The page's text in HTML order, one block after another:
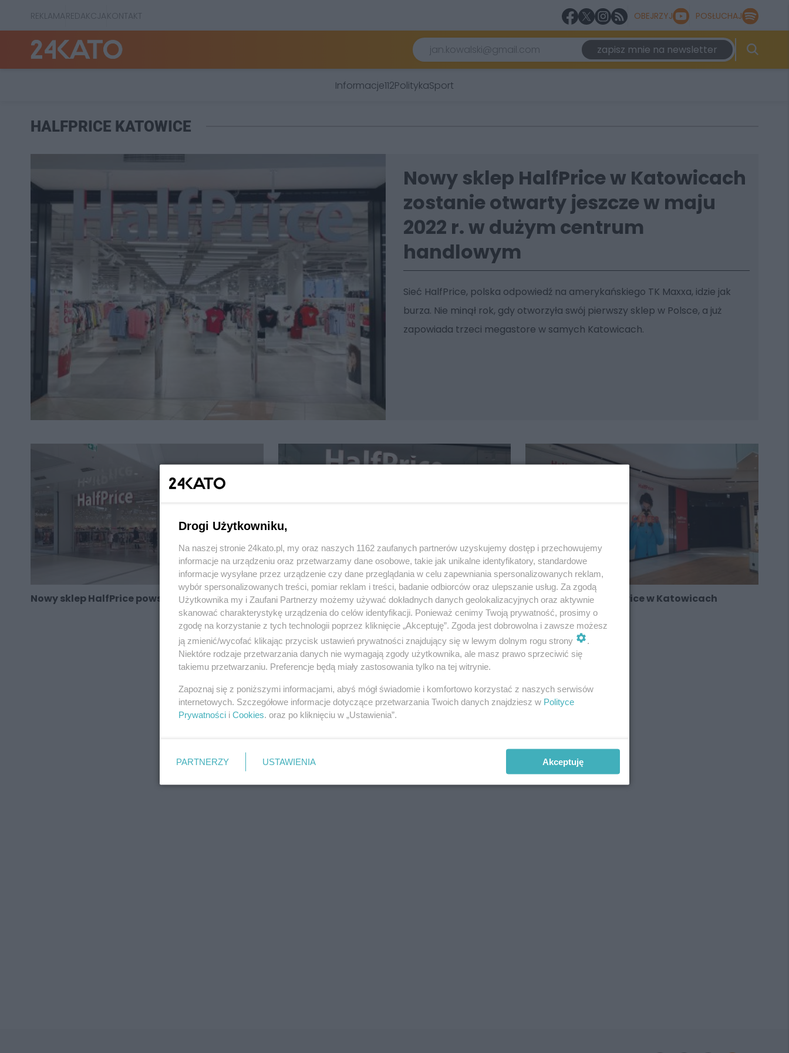
REKLAMAREDAKCJAKONTAKT OBEJRZYJ POSŁUCHAJ
zapisz mnie na newsletter
Informacje112PolitykaSport
HALFPRICE KATOWICE
Nowy sklep HalfPrice w Katowicach
zostanie otwarty jeszcze w maju
2022 r. w dużym centrum
handlowym
Sieć HalfPrice, polska odpowiedź na amerykańskiego TK Maxxa, idzie jak
burza. Nie minął rok, gdy otworzyła swój pierwszy sklep w Polsce, a już
zapowiada trzeci megastore w samych Katowicach.
Nowy sklep HalfPrice powstał w Katowicach
Otwarcie pierwszego sklepu HalfPrice w
mieście
Pierwszy sklep HalfPrice w Katowicach
REKLAMA
REKLAMA
Drogi Użytkowniku,
Na naszej stronie 24kato.pl, my oraz naszych 1162 zaufanych partnerów uzyskujemy dostęp i przechowujemy
informacje na urządzeniu oraz przetwarzamy dane osobowe, takie jak unikalne identyfikatory, standardowe
informacje wysyłane przez urządzenie czy dane przeglądania w celu zapewniania spersonalizowanych reklam,
wybór spersonalizowanych treści, pomiar reklam i treści, badanie odbiorców oraz ulepszanie usług. Za zgodą
Użytkownika my i Zaufani Partnerzy możemy używać dokładnych danych geolokalizacyjnych oraz aktywnie
skanować charakterystykę urządzenia do celów identyfikacji. Ponieważ cenimy Twoją prywatność, prosimy o
zgodę na korzystanie z tych technologii poprzez kliknięcie „Akceptuję”. Zgoda jest dobrowolna i zawsze możesz
ją zmienić/wycofać klikając przycisk ustawień prywatności znajdujący się w lewym dolnym rogu strony
.
Niektóre rodzaje przetwarzania danych nie wymagają zgody użytkownika, ale masz prawo sprzeciwić się
takiemu przetwarzaniu. Preferencje będą miały zastosowania tylko na tej witrynie.
Zapoznaj się z poniższymi informacjami, abyś mógł świadomie i komfortowo korzystać z naszych serwisów
internetowych. Szczegółowe informacje dotyczące przetwarzania Twoich danych znajdziesz w Polityce
Prywatności i Cookies. oraz po kliknięciu w „Ustawienia”.
PARTNERZY USTAWIENIA Akceptuję